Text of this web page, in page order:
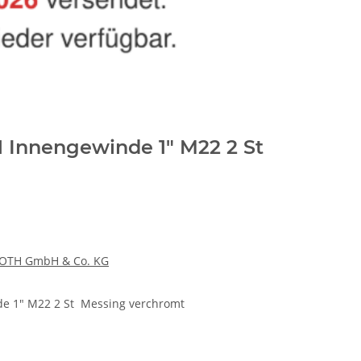
1" M22 2 St
GmbH & Co. KG
1" M22 2 St Messing verchromt